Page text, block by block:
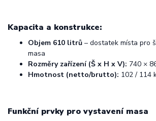
Kapacita a konstrukce:
Objem 610 litrů – dostatek místa pro
masa
Rozměry zařízení (Š x H x V): 740 ×
Hmotnost (netto/brutto): 102 / 114
Funkční prvky pro vystavení masa